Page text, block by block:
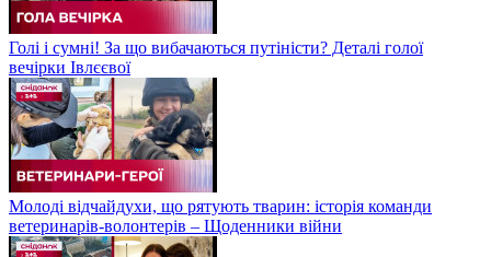
Голі і сумні! За що вибачаються путіністи? Деталі голої
вечірки Івлєєвої
Молоді відчайдухи, що рятують тварин: історія команди
ветеринарів-волонтерів – Щоденники війни